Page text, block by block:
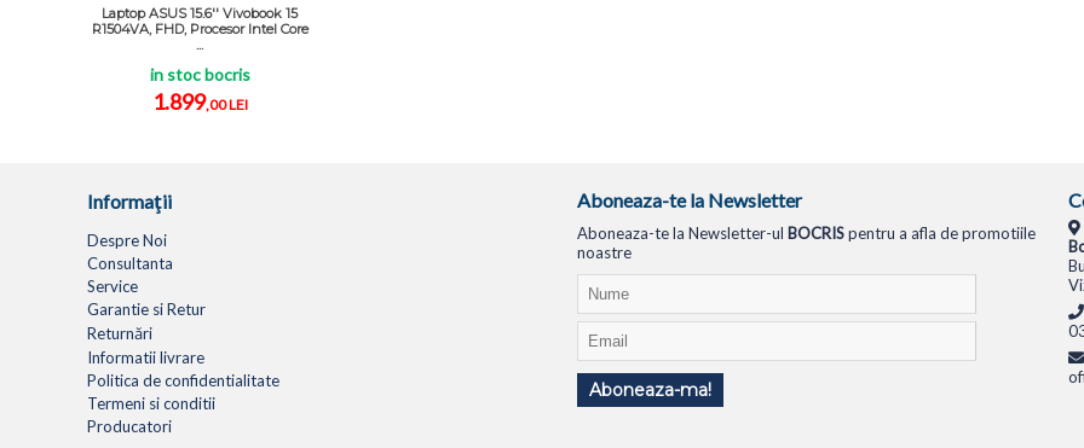
Laptop ASUS 15.6'' Vivobook 15
R1504VA, FHD, Procesor Intel Core
...
in stoc bocris
1.899,00 LEI
Informaţii
Despre Noi
Consultanta
Service
Garantie si Retur
Returnări
Informatii livrare
Politica de confidentialitate
Termeni si conditii
Producatori
Aboneaza-te la Newsletter
Aboneaza-te la Newsletter-ul BOCRISpentru a afla de promotiile
noastre
Aboneaza-ma!